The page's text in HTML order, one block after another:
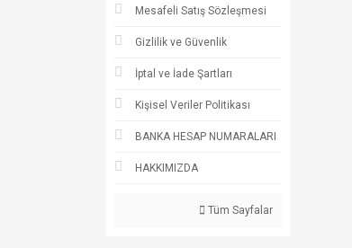
Mesafeli Satış Sözleşmesi
Gizlilik ve Güvenlik
İptal ve İade Şartları
Kişisel Veriler Politikası
BANKA HESAP NUMARALARI
HAKKIMIZDA
Tüm Sayfalar